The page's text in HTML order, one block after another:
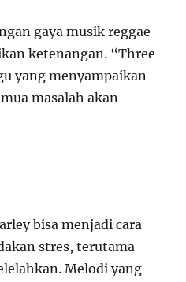
gaya musik reggae
ketenangan. “Three
yang menyampaikan
masalah akan
bisa menjadi cara
stres, terutama
Melodi yang